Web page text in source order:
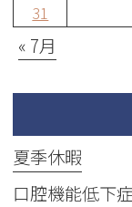
31
« 7月
夏季休暇
口腔機能低下